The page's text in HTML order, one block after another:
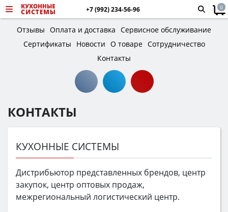
+7 (992) 234-56-96 0
Отзывы Оплата и доставка Сервисное обслуживание
Сертификаты
Новости О товаре Сотрудничество
Контакты
КОНТАКТЫ
КУХОННЫЕ СИСТЕМЫ
Дистрибьютор представленных брендов, центр
закупок, центр оптовых продаж,
межрегиональный логистический центр.